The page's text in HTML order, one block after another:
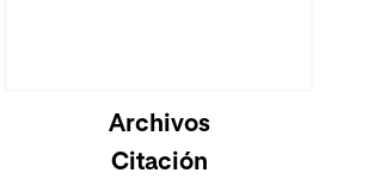
Archivos
Citación